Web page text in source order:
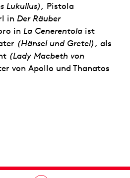
Lukullus), Pistola
in Der Räuber
in La Cenerentola ist
(Hänsel und Gretel), als
(Lady Macbeth von
von Apollo und Thanatos